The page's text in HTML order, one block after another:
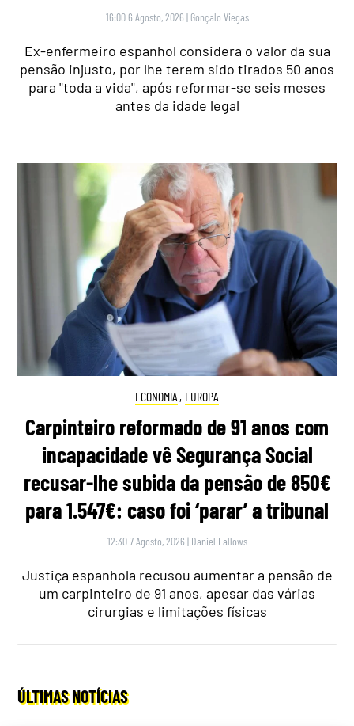
16:00 6 Agosto, 2026 | Gonçalo Viegas
Ex-enfermeiro espanhol considera o valor da sua
pensão injusto, por lhe terem sido tirados 50 anos
para "toda a vida", após reformar-se seis meses
antes da idade legal
ECONOMIA , EUROPA
Carpinteiro reformado de 91 anos com
incapacidade vê Segurança Social
recusar-lhe subida da pensão de 850€
para 1.547€: caso foi ‘parar’ a tribunal
12:30 7 Agosto, 2026 | Daniel Fallows
Justiça espanhola recusou aumentar a pensão de
um carpinteiro de 91 anos, apesar das várias
cirurgias e limitações físicas
ÚLTIMAS NOTÍCIAS